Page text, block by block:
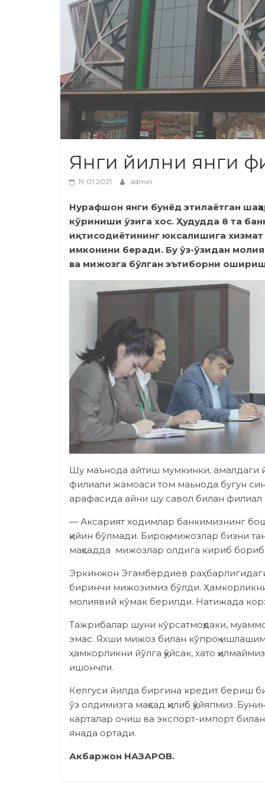
Янги йилни янги
19.01.2021 admin
Нурафшон янги бунёд этилаётган
кўриниши ўзига хос. Ҳудудда 8 та
иқтисодиётининг юксалишига
имконини беради. Бу ўз-ўзидан
ва мижозга бўлган эътиборни
Шу маънода айтиш мумкинки, амалдаги
филиали жамоаси том маьнода бугун
арафасида айни шу савол билан
— Аксарият ходимлар банкимизнинг
қийин бўлмади. Бироқ, мижозлар бизни
мақсадда мижозлар олдига кириб
Эркинжон Эгамбердиев
биринчи мижозимиз бўлди.
молиявий кўмак берилди. Натижада
Тажрибалар шуни кўрсатмоқдаки,
эмас. Яхши мижоз билан кўпроқ
ҳамкорликни йўлга қўйсак, хато
ишончли.
Келгуси йилда биргина кредит бериш
ўз олдимизга мақсад қилиб қўйяпмиз.
карталар очиш ва экспорт-импорт
янада ортади.
Акбаржон НАЗАРОВ.